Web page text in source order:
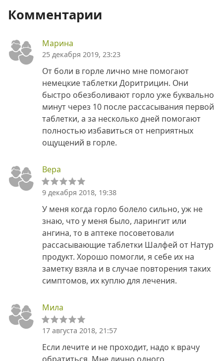
Комментарии
Марина
25 декабря 2019, 23:23
От боли в горле лично мне помогают
немецкие таблетки Доритрицин. Они
быстро обезболивают горло уже буквально
минут через 10 после рассасывания первой
таблетки, а за несколько дней помогают
полностью избавиться от неприятных
ощущений в горле.
Вера
9 декабря 2018, 19:38
У меня когда горло болело сильно, уж не
знаю, что у меня было, ларингит или
ангина, то в аптеке посоветовали
рассасывающие таблетки Шалфей от Натур
продукт. Хорошо помогли, я себе их на
заметку взяла и в случае повторения таких
симптомов, их куплю для лечения.
Мила
17 августа 2018, 21:57
Если лечите и не проходит, надо к врачу